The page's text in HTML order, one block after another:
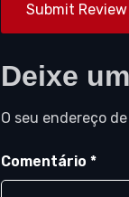
Submit Review
Deixe
O seu endereço
Comentário*